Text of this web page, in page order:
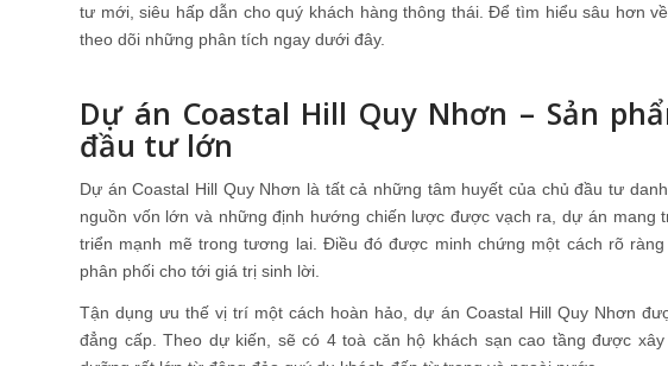
tư mới, siêu hấp dẫn cho quý khách hàng thông thái. Để tìm hiểu sâu hơn
theo dõi những phân tích ngay dưới đây.
Dự án Coastal Hill Quy Nhơn – Sản
đầu tư lớn
Dự án Coastal Hill Quy Nhơn là tất cả những tâm huyết của chủ đầu tư
nguồn vốn lớn và những định hướng chiến lược được vạch ra, dự án mang
triển mạnh mẽ trong tương lai. Điều đó được minh chứng một cách rõ
phân phối cho tới giá trị sinh lời.
Tận dụng ưu thế vị trí một cách hoàn hảo, dự án Coastal Hill Quy Nhơn
đẳng cấp. Theo dự kiến, sẽ có 4 toà căn hộ khách sạn cao tầng được